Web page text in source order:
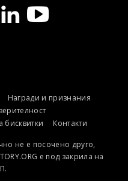
Награди и признания
бисквитки
Контакти
не е посочено друго,
е под закрила на